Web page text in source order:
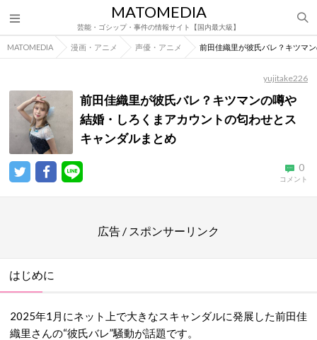
MATOMEDIA
芸能・ゴシップ・事件の情報サイト【国内最大級】
MATOMEDIA 漫画・アニメ 声優・アニメ 前田佳織里が彼氏バレ？キツマ
yujitake226
前田佳織里が彼氏バレ？キツマンの噂や
結婚・しろくまアカウントの匂わせとス
キャンダルまとめ
0
コメント
広告 / スポンサーリンク
はじめに
2025年1月にネット上で大きなスキャンダルに発展した前田佳
織里さんの“彼氏バレ”騒動が話題です。